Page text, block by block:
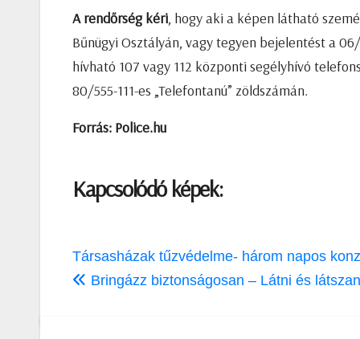
A rendőrség kéri, hogy aki a képen látható
Bűnügyi Osztályán, vagy tegyen bejelentést a
hívható 107 vagy 112 központi segélyhívó
80/555-111-es „Telefontanú” zöldszámán.
Forrás: Police.hu
Kapcsolódó képek:
Bejegyzés
navigáció
Társasházak tűzvédelme- három napos
Bringázz biztonságosan – Látni és